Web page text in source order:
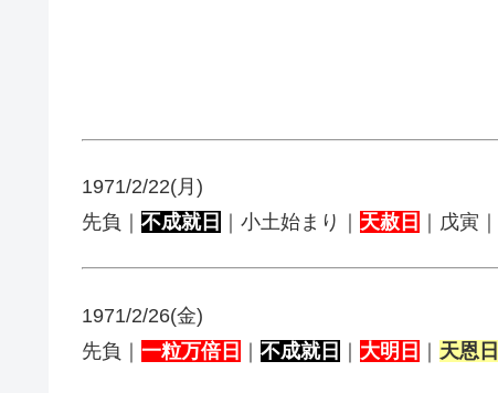
1971/2/22(月)
先負｜ 不成就日 ｜小土始まり｜ 天赦日 ｜戊寅
1971/2/26(金)
先負｜ 一粒万倍日 ｜ 不成就日 ｜ 大明日 ｜ 天恩日